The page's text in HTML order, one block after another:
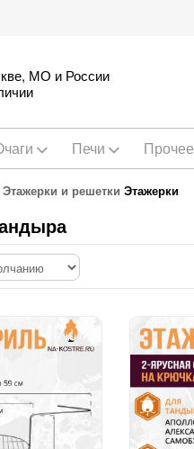
МО и России
Печи Прочее
Этажерки и решетки Этажерки